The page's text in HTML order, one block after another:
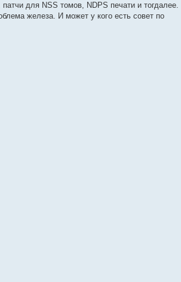
для NSS томов, NDPS печати и тогдалее.
железа. И может у кого есть совет по